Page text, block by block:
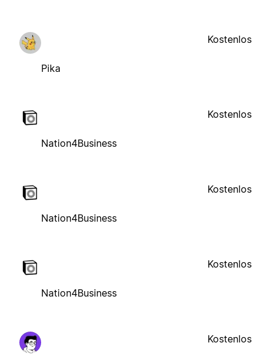
Pika
Kostenlos
Nation4Business
Kostenlos
Nation4Business
Kostenlos
Nation4Business
Kostenlos
Kostenlos